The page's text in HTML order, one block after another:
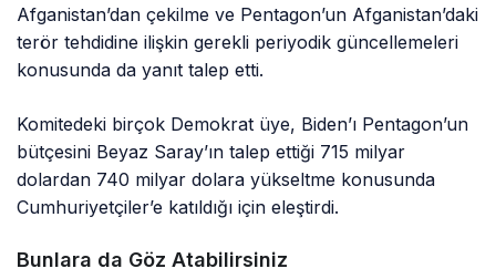
Afganistan’dan çekilme ve Pentagon’un Afganistan’daki
terör tehdidine ilişkin gerekli periyodik güncellemeleri
konusunda da yanıt talep etti.
Komitedeki birçok Demokrat üye, Biden’ı Pentagon’un
bütçesini Beyaz Saray’ın talep ettiği 715 milyar
dolardan 740 milyar dolara yükseltme konusunda
Cumhuriyetçiler’e katıldığı için eleştirdi.
Bunlara da Göz Atabilirsiniz